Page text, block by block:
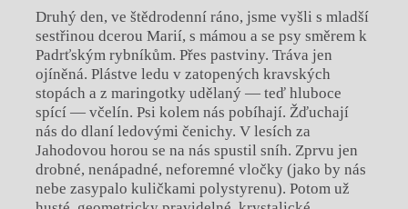
Druhý den, ve štědrodenní ráno, jsme vyšli s mladší
sestřinou dcerou Marií, s mámou a se psy směrem k
Padrťským rybníkům. Přes pastviny. Tráva jen
ojíněná. Plástve ledu v zatopených kravských
stopách a z maringotky udělaný — teď hluboce
spící — včelín. Psi kolem nás pobíhají. Žďuchají
nás do dlaní ledovými čenichy. V lesích za
Jahodovou horou se na nás spustil sníh. Zprvu jen
drobné, nenápadné, neforemné vločky (jako by nás
nebe zasypalo kuličkami polystyrenu). Potom už